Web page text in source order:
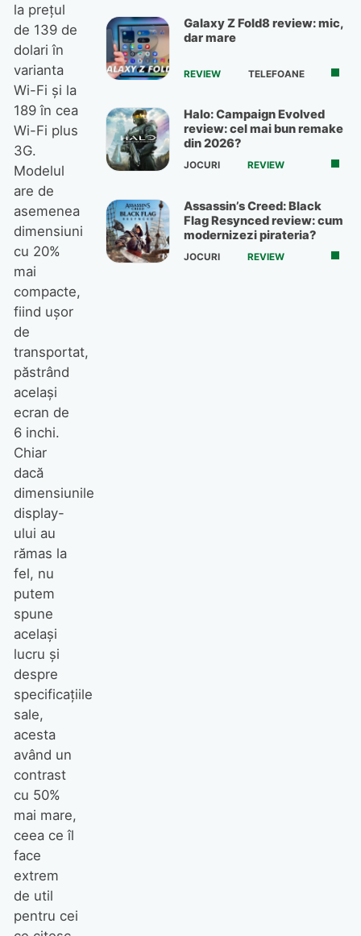
la preţul
de 139 de
dolari în
varianta
Wi-Fi şi la
189 în cea
Wi-Fi plus
3G.
Modelul
are de
asemenea
dimensiuni
cu 20%
mai
compacte,
fiind uşor
de
transportat,
păstrând
acelaşi
ecran de
6 inchi.
Chiar
dacă
dimensiunile
display-
ului au
rămas la
fel, nu
putem
spune
acelaşi
lucru şi
despre
specificaţiile
sale,
acesta
având un
contrast
cu 50%
mai mare,
ceea ce îl
face
extrem
de util
pentru cei
Galaxy Z Fold8 review: mic,
dar mare
REVIEW TELEFOANE
Halo: Campaign Evolved
review: cel mai bun remake
din 2026?
JOCURI REVIEW
Assassin’s Creed: Black
Flag Resynced review: cum
modernizezi pirateria?
JOCURI REVIEW